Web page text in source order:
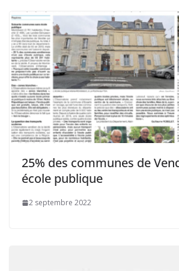
25% des communes de
école publique
2 septembre 2022